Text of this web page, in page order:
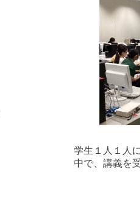
学生１人１人
中で、講義を